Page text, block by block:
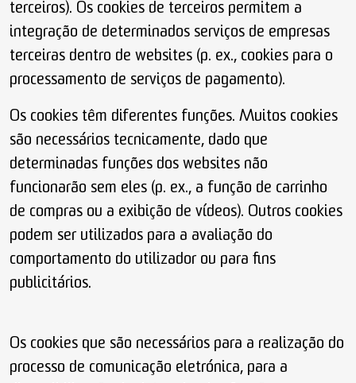
terceiros). Os cookies de terceiros permitem a
integração de determinados serviços de empresas
terceiras dentro de websites (p. ex., cookies para o
processamento de serviços de pagamento).
Os cookies têm diferentes funções. Muitos cookies
são necessários tecnicamente, dado que
determinadas funções dos websites não
funcionarão sem eles (p. ex., a função de carrinho
de compras ou a exibição de vídeos). Outros cookies
podem ser utilizados para a avaliação do
comportamento do utilizador ou para fins
publicitários.
Os cookies que são necessários para a realização do
processo de comunicação eletrónica, para a